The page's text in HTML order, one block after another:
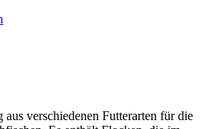
verschiedenen Futterarten für die